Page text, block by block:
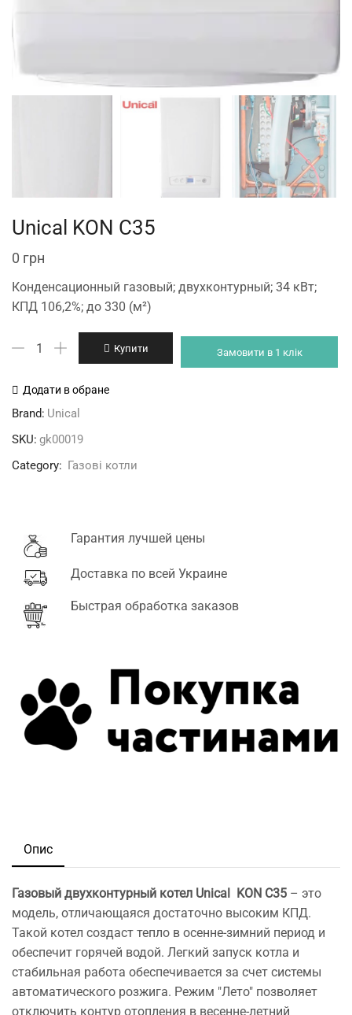
Unical KON C35
0 грн
Конденсационный газовый; двухконтурный; 34 кВт;
КПД 106,2%; до 330 (м²)
Unical
C35
Купити Замовити в 1 клік
Додати в обране
Brand: Unical
SKU: gk00019
Category: Газові котли
Гарантия лучшей цены
Доставка по всей Украине
Быстрая обработка заказов
Опис
Газовый двухконтурный котел Unical KON C35 – это
модель, отличающаяся достаточно высоким КПД.
Такой котел создаст тепло в осенне-зимний период и
обеспечит горячей водой. Легкий запуск котла и
стабильная работа обеспечивается за счет системы
автоматического розжига. Режим "Лето" позволяет
отключить контур отопления в весенне-летний